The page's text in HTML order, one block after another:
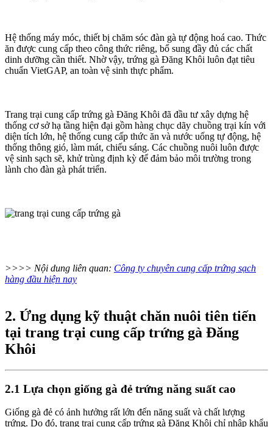
Hệ thống máy móc, thiết bị chăm sóc đàn gà tự động hoá cao. Thức
ăn được cung cấp theo công thức riêng, bổ sung đầy đủ các chất
dinh dưỡng cần thiết. Nhờ vậy, trứng gà Đăng Khôi luôn đạt tiêu
chuẩn VietGAP, an toàn vệ sinh thực phẩm.
Trang trại cung cấp trứng gà Đăng Khôi đã đầu tư xây dựng hệ
thống cơ sở hạ tầng hiện đại gồm hàng chục dãy chuồng trại kín với
diện tích lớn, hệ thống cung cấp thức ăn và nước uống tự động, hệ
thống thông gió, làm mát, chiếu sáng. Các chuồng nuôi luôn được
vệ sinh sạch sẽ, khử trùng định kỳ để đảm bảo môi trường trong
lành cho đàn gà phát triển.
>>>> Nội dung liên quan: Công ty chuyên cung cấp trứng sạch
hàng đầu hiện nay
2. Ứng dụng kỹ thuật chăn nuôi tiên tiến
tại trang trại cung cấp trứng gà Đăng
Khôi
2.1 Lựa chọn giống gà đẻ trứng năng suất cao
Giống gà đẻ có ảnh hưởng rất lớn đến năng suất và chất lượng
trứng. Do đó, trang trại cung cấp trứng gà Đăng Khôi chỉ nhập khẩu